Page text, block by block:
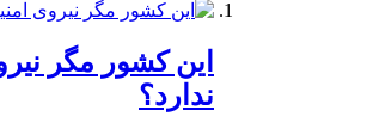
این کشور مگر
ندارد؟